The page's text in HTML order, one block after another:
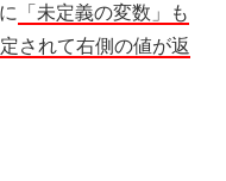
「未定義の変数」も
されて右側の値が返